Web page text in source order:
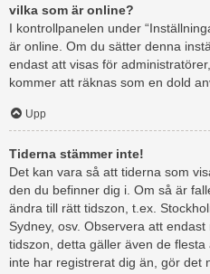
vilka som är online?
I kontrollpanelen under
är online. Om du sätter denna
endast att visas för
kommer att räknas som en dold
Upp
Tiderna stämmer inte!
Det kan vara så att tiderna som
den du befinner dig i. Om så är
ändra till rätt tidszon, t.ex.
Sydney, osv. Observera att
tidszon, detta gäller även de
inte har registrerat dig än, gör det